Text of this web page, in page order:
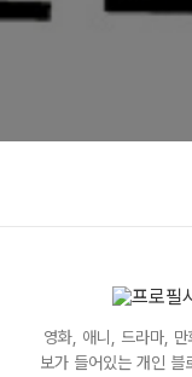
영화, 애니, 드라마,
보가 들어있는 개인 블